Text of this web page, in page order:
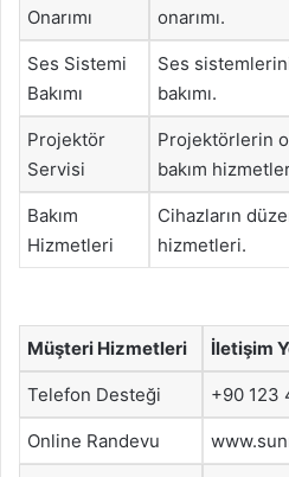
Onarımı
onarımı.
Ses Sistemi
Bakımı
Ses
bakımı.
Projektör
Servisi
Projektörlerin
bakım
Bakım
Hizmetleri
Cihazların
hizmetleri.
Müşteri Hizmetleri İletişim
Telefon Desteği +90 123
Online Randevu